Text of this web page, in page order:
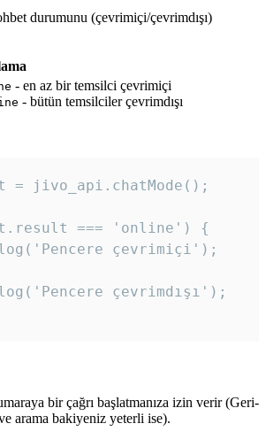
durumunu (çevrimiçi/çevrimdışı)
- en az bir temsilci çevrimiçi
- bütün temsilciler çevrimdışı
= jivo_api.chatMode();
=== 'online') {
çevrimiçi');
çevrimdışı');
bir çağrı başlatmanıza izin verir (Geri-
arama bakiyeniz yeterli ise).